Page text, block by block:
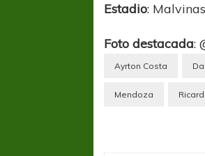
Estadio:
Foto destacada:
Ayrton Costa
Mendoza
FÚTBOL FEMENINO
REGIONAL AMATEUR